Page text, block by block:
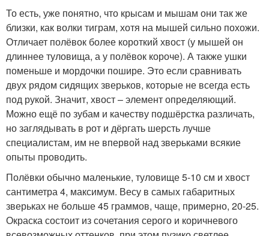
То есть, уже понятно, что крысам и мышам они так же
близки, как волки тиграм, хотя на мышей сильно похожи.
Отличает полёвок более короткий хвост (у мышей он
длиннее туловища, а у полёвок короче). А также ушки
поменьше и мордочки пошире. Это если сравнивать
двух рядом сидящих зверьков, которые не всегда есть
под рукой. Значит, хвост – элемент определяющий.
Можно ещё по зубам и качеству подшёрстка различать,
но заглядывать в рот и дёргать шерсть лучше
специалистам, им не впервой над зверьками всякие
опыты проводить.
Полёвки обычно маленькие, туловище 5-10 см и хвост
сантиметра 4, максимум. Весу в самых габаритных
зверьках не больше 45 граммов, чаще, примерно, 20-25.
Окраска состоит из сочетания серого и коричневого